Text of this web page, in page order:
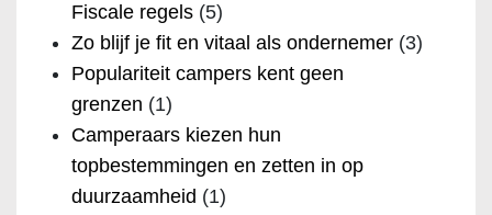
Fiscale regels (5)
Zo blijf je fit en vitaal als ondernemer (3)
Populariteit campers kent geen
grenzen (1)
Camperaars kiezen hun
topbestemmingen en zetten in op
duurzaamheid (1)